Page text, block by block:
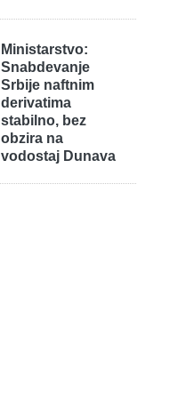
Ministarstvo:
Snabdevanje
Srbije naftnim
derivatima
stabilno, bez
obzira na
vodostaj Dunava